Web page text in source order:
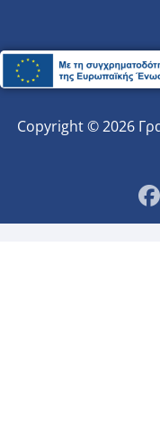
Copyright © 2026